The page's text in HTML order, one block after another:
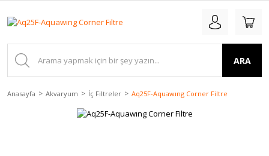
ARA
Anasayfa Akvaryum İç Filtreler Aq25F-Aquawıng Corner Filtre